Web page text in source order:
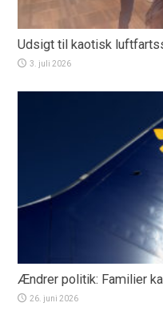
Udsigt til kaotisk
3. juli 2026
Ændrer politik: Familier
26. juni 2026